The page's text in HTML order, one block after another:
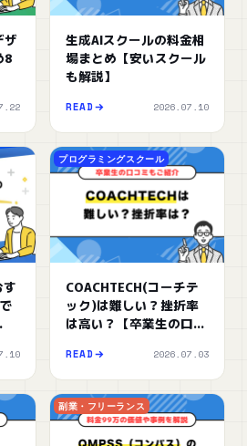
ザ
8
生成AIスクールの料金相
場まとめ【安いスクール
も解説】
READ 2026.07.10
プログラミングスクール
COACHTECH(コーチテ
ック)は難しい？挫折率
は高い？【卒業生の口コ
READ 2026.07.03
副業・フリーランス